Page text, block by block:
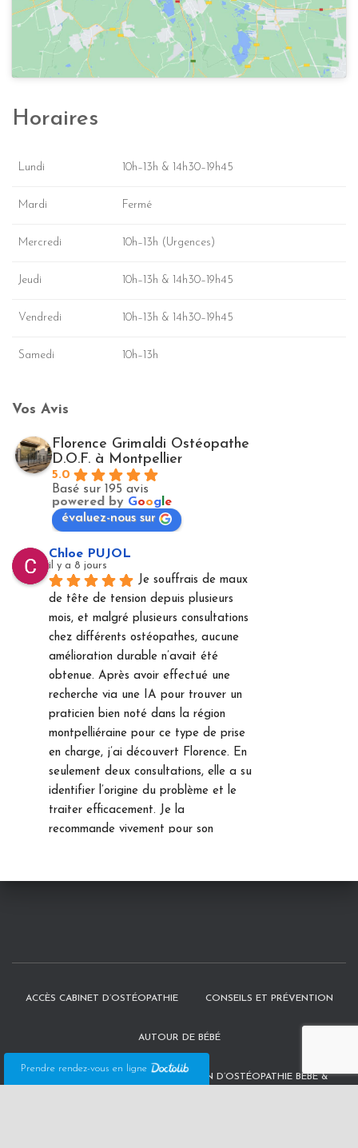
Prendre rendez-vous en ligne
Horaires
Lundi 10h–13h & 14h30–19h45
Mardi Fermé
Mercredi 10h–13h (Urgences)
Jeudi 10h–13h & 14h30–19h45
Vendredi 10h–13h & 14h30–19h45
Samedi 10h–13h
Vos Avis
Florence Grimaldi Ostéopathe
D.O.F. à Montpellier
5.0
Basé sur 195 avis
powered by Goog e
évaluez-nous sur
Chloe PUJOL
il y a 8 jours
Je souffrais de maux
de tête de tension depuis plusieurs
mois, et malgré plusieurs consultations
chez différents ostéopathes, aucune
amélioration durable n’avait été
obtenue. Après avoir effectué une
recherche via une IA pour trouver un
praticien bien noté dans la région
montpelliéraine pour ce type de prise
en charge, j’ai découvert Florence. En
seulement deux consultations, elle a su
identifier l’origine du problème et le
traiter efficacement. Je la
recommande vivement pour son
un passage et miracle tout s’est
arrêté. Ensuite vient la naissance de
ACCÈS CABINET D’OSTÉOPATHIE CONSEILS ET PRÉVENTION
AUTOUR DE BÉBÉ
DÉROULEMENT DE LA CONSULTATION D’OSTÉOPATHIE BÉBÉ &